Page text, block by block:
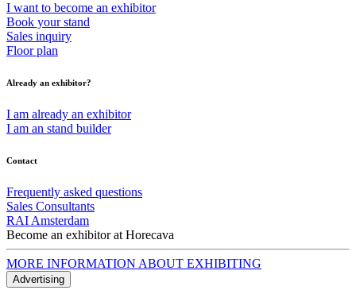
I want to become an exhibitor
Book your stand
Sales inquiry
Floor plan
Already an exhibitor?
I am already an exhibitor
I am an stand builder
Contact
Frequently asked questions
Sales Consultants
RAI Amsterdam
Become an exhibitor at Horecava
MORE INFORMATION ABOUT EXHIBITING
Advertising